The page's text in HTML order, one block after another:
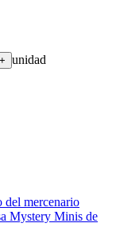
+ unidad
del mercenario
Mystery Minis de